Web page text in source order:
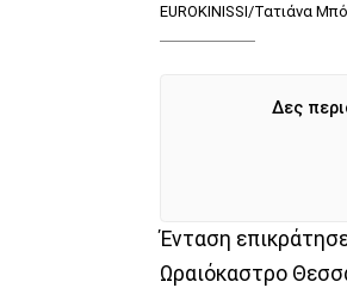
EUROKINISSI/Τατιάνα
Δες
Ένταση
Ωραιόκαστρο